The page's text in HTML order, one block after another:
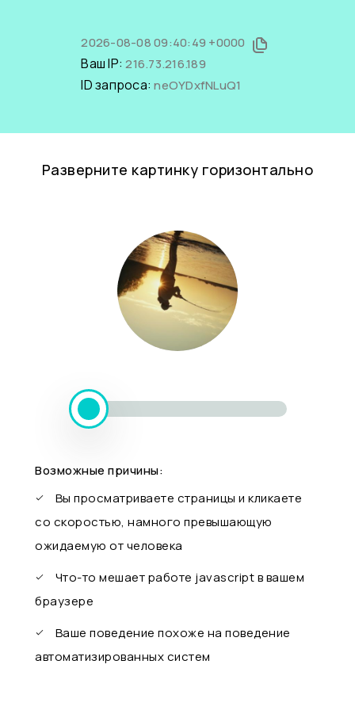
2026-08-08 09:40:49 +0000
Ваш IP:216.73.216.189
ID запроса:neOYDxfNLuQ1
Разверните картинку горизонтально
Возможные причины:
Вы просматриваете страницы и кликаете
со скоростью, намного превышающую
ожидаемую от человека
Что-то мешает работе javascript в вашем
браузере
Ваше поведение похоже на поведение
автоматизированных систем